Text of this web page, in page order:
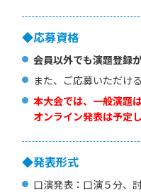
◆応募資格
会員以外でも演題登録
また、ご応募いただけ
本大会では、一般演題
オンライン発表は予定
◆発表形式
口演発表：口演５分、